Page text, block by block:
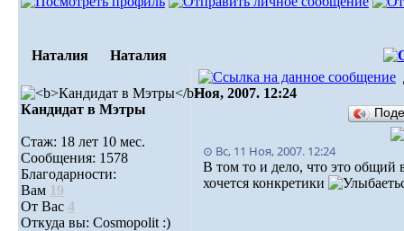
Наталия Наталия
Кандидат в Мэтры
Стаж: 18 лет 10 мес.
Сообщения: 1578
Благодарности:
Вам 19
От Вас 4
Откуда вы: Cosmopolit :)
Ноя, 2007. 12:24
⊙ Вс, 11 Ноя, 2007. 12:24
В том то и дело, что это общий
хочется конкретики